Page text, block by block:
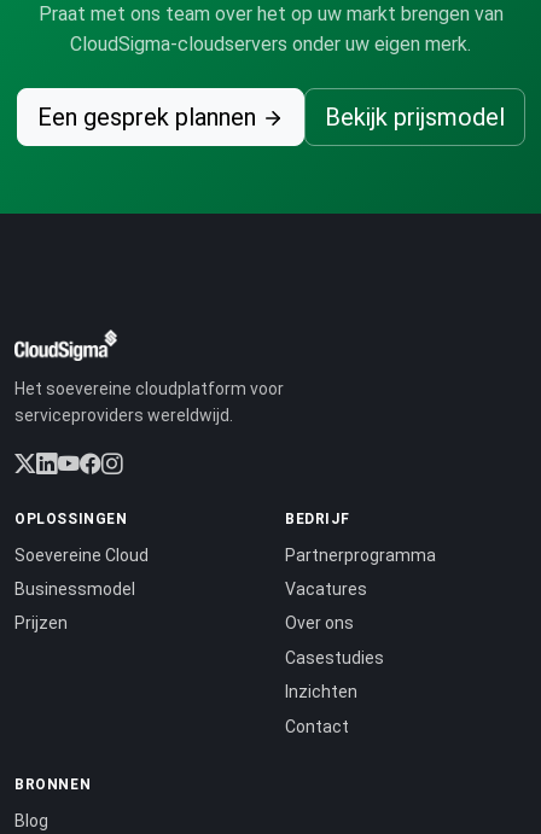
Praat met ons team over het op uw markt brengen van
CloudSigma-cloudservers onder uw eigen merk.
Een gesprek plannen Bekijk prijsmodel
Het soevereine cloudplatform voor
serviceproviders wereldwijd.
OPLOSSINGEN
Soevereine Cloud
Businessmodel
Prijzen
BEDRIJF
Partnerprogramma
Vacatures
Over ons
Casestudies
Inzichten
Contact
BRONNEN
Blog